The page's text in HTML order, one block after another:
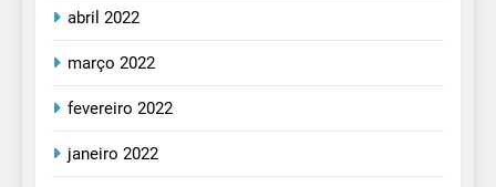
abril 2022
março 2022
fevereiro 2022
janeiro 2022